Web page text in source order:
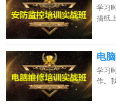
学习
搞纸
电
学习
作。